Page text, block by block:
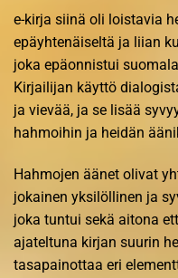
e-kirja siinä oli loistavia
epäyhtenäiseltä ja liian
joka epäonnistui
Kirjailijan käyttö
ja vievää, ja se lisää
hahmoihin ja heidän
Hahmojen äänet olivat
jokainen yksilöllinen ja
joka tuntui sekä aitona
ajateltuna kirjan suurin
tasapainottaa eri